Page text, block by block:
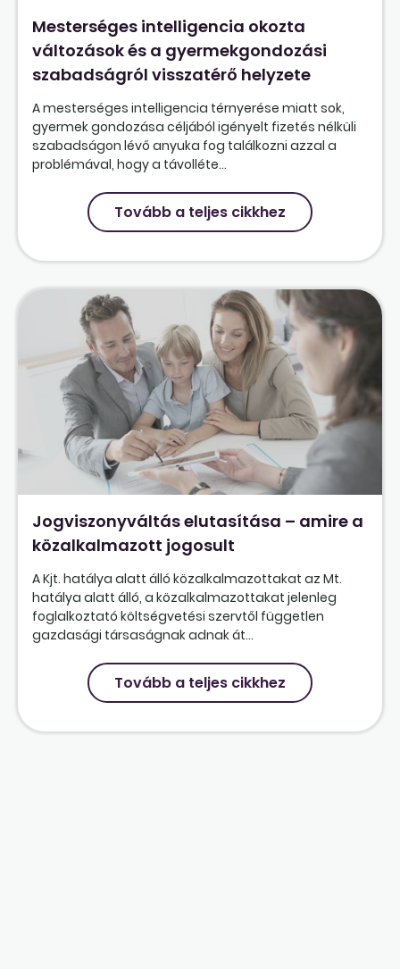
Mesterséges intelligencia okozta
változások és a gyermekgondozási
szabadságról visszatérő helyzete
A mesterséges intelligencia térnyerése miatt sok,
gyermek gondozása céljából igényelt fizetés nélküli
szabadságon lévő anyuka fog találkozni azzal a
problémával, hogy a távolléte...
Tovább a teljes cikkhez
Jogviszonyváltás elutasítása – amire a
közalkalmazott jogosult
A Kjt. hatálya alatt álló közalkalmazottakat az Mt.
hatálya alatt álló, a közalkalmazottakat jelenleg
foglalkoztató költségvetési szervtől független
gazdasági társaságnak adnak át...
Tovább a teljes cikkhez